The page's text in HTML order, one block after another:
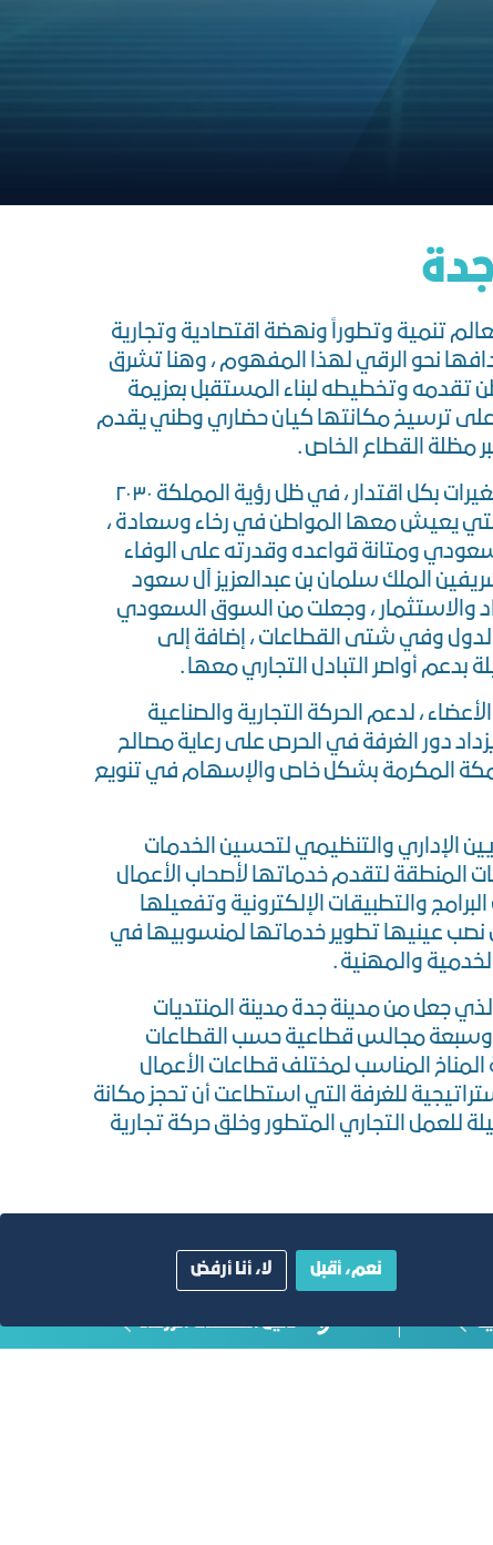
تنمية وتطوراً ونهضة اقتصادية وتجارية
نحو الرقي لهذا المفهوم ، وهنا تشرق
الزمن لتشارك الوطن تقدمه وتخطيطه لبناء المستقبل بعزيمة
على ترسيخ مكانتها كيان حضاري وطني يقدم
مظلة القطاع الخاص .
وشهدت العجلة الاقتصادية والاستثمارية تطوير في مسايرة للمتغيرات بكل اقتدار ، في ظل رؤية المملكة ٢٠٣٠
يعيش معها المواطن في رخاء وسعادة ،
ومتانة قواعده وقدرته على الوفاء
الملك سلمان بن عبدالعزيز آل سعود
والاستثمار ، وجعلت من السوق السعودي
وفي شتى القطاعات ، إضافة إلى
بدعم أواصر التبادل التجاري معها .
غرفة جدة الـ 22 نسعى بخبرات الأعضاء ، لدعم الحركة التجارية والصناعية
دور الغرفة في الحرص على رعاية مصالح
المكرمة بشكل خاص والإسهام في تنويع
الإداري والتنظيمي لتحسين الخدمات
المنطقة لتقدم خدماتها لأصحاب الأعمال
والتطبيقات الإلكترونية وتفعيلها
عينيها تطوير خدماتها لمنسوبيها في
والمهنية .
جعل من مدينة جدة مدينة المنتديات
كما تضم اشتراك أكثر من ١٠٠ ألف مشترك وسبعة مجالس قطاعية حسب القطاعات
المناخ المناسب لمختلف قطاعات الأعمال
للغرفة التي استطاعت أن تحجز مكانة
للعمل التجاري المتطور وخلق حركة تجارية
دليل الصفحات الزرقاء
نعم، أقبل لا، أنا أرفض